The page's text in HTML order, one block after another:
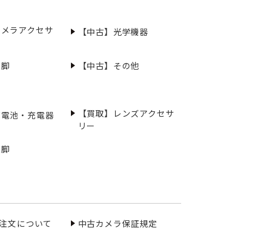
ラアクセサ 【中古】光学機器
【中古】その他
池・充電器
【買取】レンズアクセサ
リー
文について 中古カメラ保証規定